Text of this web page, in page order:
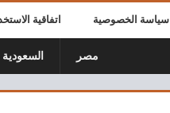
سياسة الخصوصية اتفاقية
مصر السعودية